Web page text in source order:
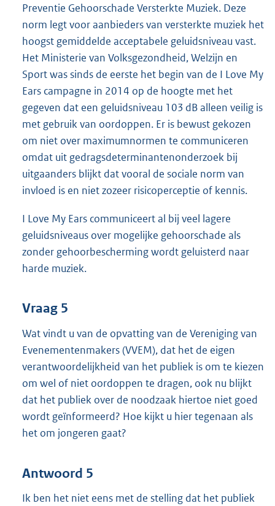
Preventie Gehoorschade Versterkte Muziek. Deze
norm legt voor aanbieders van versterkte muziek het
hoogst gemiddelde acceptabele geluidsniveau vast.
Het Ministerie van Volksgezondheid, Welzijn en
Sport was sinds de eerste het begin van de I Love My
Ears campagne in 2014 op de hoogte met het
gegeven dat een geluidsniveau 103 dB alleen veilig is
met gebruik van oordoppen. Er is bewust gekozen
om niet over maximumnormen te communiceren
omdat uit gedragsdeterminantenonderzoek bij
uitgaanders blijkt dat vooral de sociale norm van
invloed is en niet zozeer risicoperceptie of kennis.
I Love My Ears communiceert al bij veel lagere
geluidsniveaus over mogelijke gehoorschade als
zonder gehoorbescherming wordt geluisterd naar
harde muziek.
Vraag 5
Wat vindt u van de opvatting van de Vereniging van
Evenementenmakers (VVEM), dat het de eigen
verantwoordelijkheid van het publiek is om te kiezen
om wel of niet oordoppen te dragen, ook nu blijkt
dat het publiek over de noodzaak hiertoe niet goed
wordt geïnformeerd? Hoe kijkt u hier tegenaan als
het om jongeren gaat?
Antwoord 5
Ik ben het niet eens met de stelling dat het publiek